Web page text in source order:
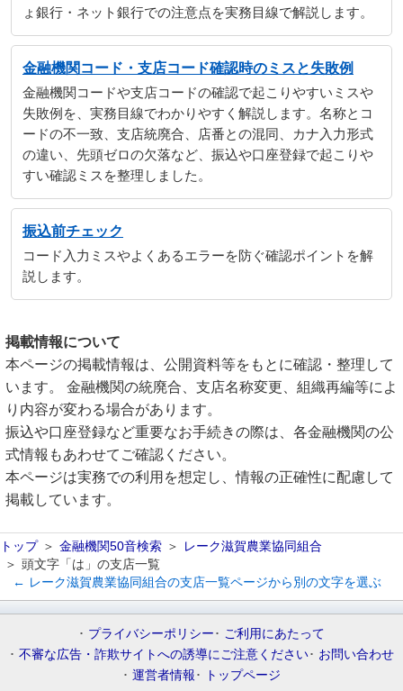
ょ銀行・ネット銀行での注意点を実務目線で解説します。
金融機関コード・支店コード確認時のミスと失敗例
金融機関コードや支店コードの確認で起こりやすいミスや
失敗例を、実務目線でわかりやすく解説します。名称とコ
ードの不一致、支店統廃合、店番との混同、カナ入力形式
の違い、先頭ゼロの欠落など、振込や口座登録で起こりや
すい確認ミスを整理しました。
振込前チェック
コード入力ミスやよくあるエラーを防ぐ確認ポイントを解
説します。
掲載情報について
本ページの掲載情報は、公開資料等をもとに確認・整理して
います。 金融機関の統廃合、支店名称変更、組織再編等によ
り内容が変わる場合があります。
振込や口座登録など重要なお手続きの際は、各金融機関の公
式情報もあわせてご確認ください。
本ページは実務での利用を想定し、情報の正確性に配慮して
掲載しています。
トップ 金融機関50音検索
レーク滋賀農業協同組合
頭文字「は」の支店一覧
← レーク滋賀農業協同組合の支店一覧ページから別の文字を選ぶ
プライバシーポリシー
ご利用にあたって
不審な広告・詐欺サイトへの誘導にご注意ください
お問い合わせ
運営者情報
トップページ